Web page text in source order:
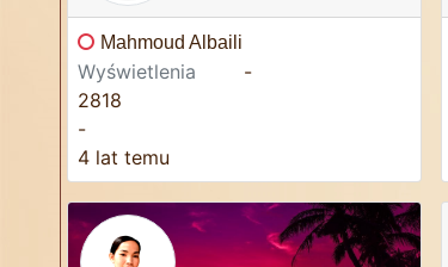
Mahmoud Albaili
Wyświetlenia
2818
-
4 lat temu
-